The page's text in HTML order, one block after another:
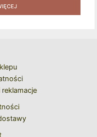
+ Kod Rabatowy Na